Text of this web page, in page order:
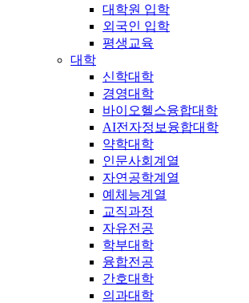
대학원 입학
외국인 입학
평생교육
대학
신학대학
경영대학
바이오헬스융합대학
AI전자정보융합대학
약학대학
인문사회계열
자연공학계열
예체능계열
교직과정
자유전공
학부대학
융합전공
간호대학
의과대학